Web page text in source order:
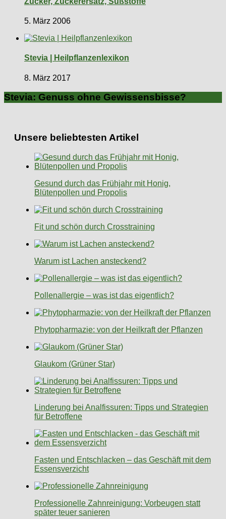
5. März 2006
Stevia | Heilpflanzenlexikon
8. März 2017
Stevia: Genuss ohne Gewissensbisse?
Unsere beliebtesten Artikel
Gesund durch das Frühjahr mit Honig,
Blütenpollen und Propolis
Fit und schön durch Crosstraining
Warum ist Lachen ansteckend?
Pollenallergie – was ist das eigentlich?
Phytopharmazie: von der Heilkraft der Pflanzen
Glaukom (Grüner Star)
Linderung bei Analfissuren: Tipps und Strategien
für Betroffene
Fasten und Entschlacken – das Geschäft mit dem
Essensverzicht
Professionelle Zahnreinigung: Vorbeugen statt
später teuer sanieren